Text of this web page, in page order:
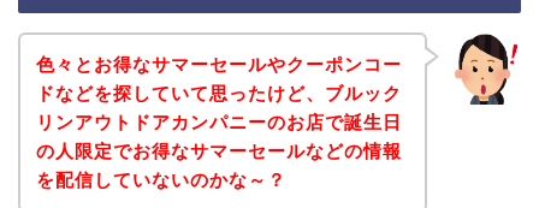
色々とお得なサマーセールやクーポンコー
ドなどを探していて思ったけど、ブルック
リンアウトドアカンパニーのお店で誕生日
の人限定でお得なサマーセールなどの情報
を配信していないのかな～？